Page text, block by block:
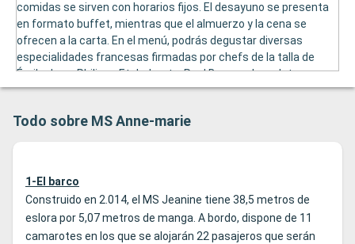
comidas se sirven con horarios fijos. El desayuno se presenta
en formato buffet, mientras que el almuerzo y la cena se
ofrecen a la carta. En el menú, podrás degustar diversas
especialidades francesas firmadas por chefs de la talla de
Émile Jung, Philippe Etchebest o Paul Bocuse. Los platos se
sirven acompañados de grandes vinos especialmente
Todo sobre MS Anne-marie
1-El barco
Construido en 2.014, el MS Jeanine tiene 38,5 metros de
eslora por 5,07 metros de manga. A bordo, dispone de 11
camarotes en los que se alojarán 22 pasajeros que serán